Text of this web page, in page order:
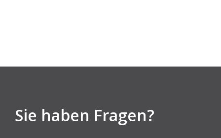
Sie haben Fragen?